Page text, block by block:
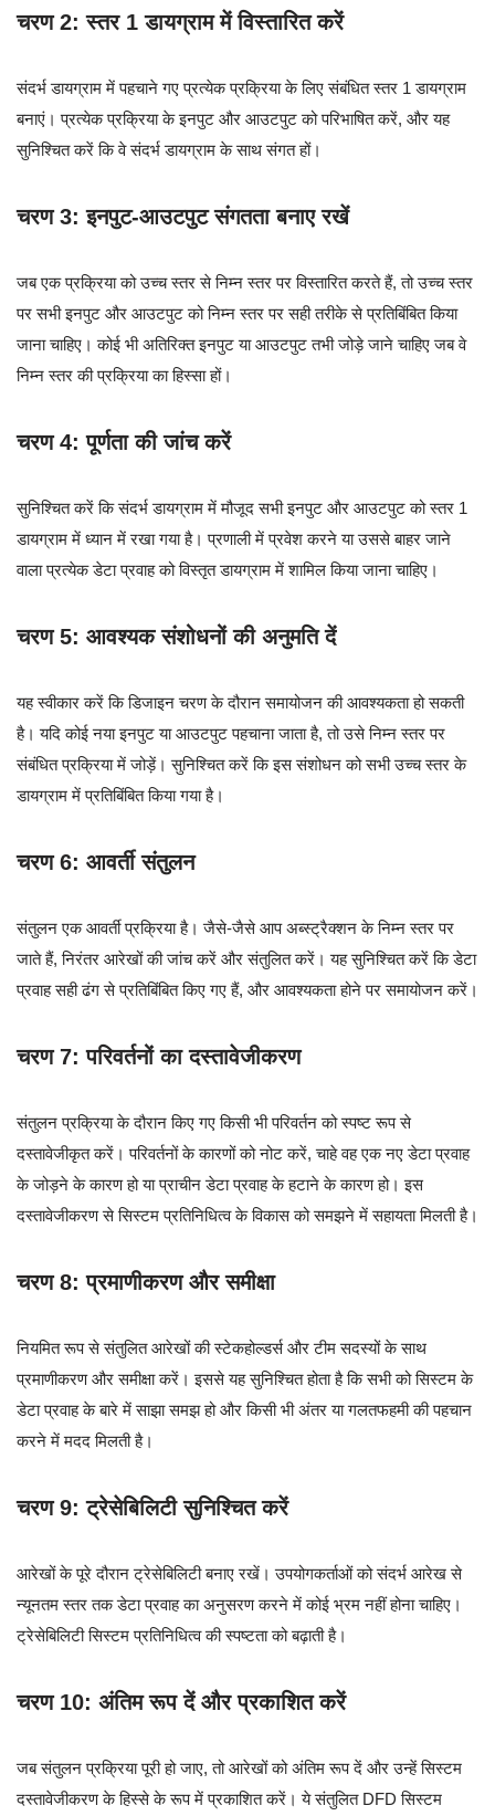
चरण 2: स्तर 1 डायग्राम में विस्तारित करें
संदर्भ डायग्राम में पहचाने गए प्रत्येक प्रक्रिया के लिए संबंधित स्तर 1 डायग्राम
बनाएं। प्रत्येक प्रक्रिया के इनपुट और आउटपुट को परिभाषित करें, और यह
सुनिश्चित करें कि वे संदर्भ डायग्राम के साथ संगत हों।
चरण 3: इनपुट-आउटपुट संगतता बनाए रखें
जब एक प्रक्रिया को उच्च स्तर से निम्न स्तर पर विस्तारित करते हैं, तो उच्च स्तर
पर सभी इनपुट और आउटपुट को निम्न स्तर पर सही तरीके से प्रतिबिंबित किया
जाना चाहिए। कोई भी अतिरिक्त इनपुट या आउटपुट तभी जोड़े जाने चाहिए जब वे
निम्न स्तर की प्रक्रिया का हिस्सा हों।
चरण 4: पूर्णता की जांच करें
सुनिश्चित करें कि संदर्भ डायग्राम में मौजूद सभी इनपुट और आउटपुट को स्तर 1
डायग्राम में ध्यान में रखा गया है। प्रणाली में प्रवेश करने या उससे बाहर जाने
वाला प्रत्येक डेटा प्रवाह को विस्तृत डायग्राम में शामिल किया जाना चाहिए।
चरण 5: आवश्यक संशोधनों की अनुमति दें
यह स्वीकार करें कि डिजाइन चरण के दौरान समायोजन की आवश्यकता हो सकती
है। यदि कोई नया इनपुट या आउटपुट पहचाना जाता है, तो उसे निम्न स्तर पर
संबंधित प्रक्रिया में जोड़ें। सुनिश्चित करें कि इस संशोधन को सभी उच्च स्तर के
डायग्राम में प्रतिबिंबित किया गया है।
चरण 6: आवर्ती संतुलन
संतुलन एक आवर्ती प्रक्रिया है। जैसे-जैसे आप अब्स्ट्रैक्शन के निम्न स्तर पर
जाते हैं, निरंतर आरेखों की जांच करें और संतुलित करें। यह सुनिश्चित करें कि डेटा
प्रवाह सही ढंग से प्रतिबिंबित किए गए हैं, और आवश्यकता होने पर समायोजन करें।
चरण 7: परिवर्तनों का दस्तावेजीकरण
संतुलन प्रक्रिया के दौरान किए गए किसी भी परिवर्तन को स्पष्ट रूप से
दस्तावेजीकृत करें। परिवर्तनों के कारणों को नोट करें, चाहे वह एक नए डेटा प्रवाह
के जोड़ने के कारण हो या प्राचीन डेटा प्रवाह के हटाने के कारण हो। इस
दस्तावेजीकरण से सिस्टम प्रतिनिधित्व के विकास को समझने में सहायता मिलती है।
चरण 8: प्रमाणीकरण और समीक्षा
नियमित रूप से संतुलित आरेखों की स्टेकहोल्डर्स और टीम सदस्यों के साथ
प्रमाणीकरण और समीक्षा करें। इससे यह सुनिश्चित होता है कि सभी को सिस्टम के
डेटा प्रवाह के बारे में साझा समझ हो और किसी भी अंतर या गलतफहमी की पहचान
करने में मदद मिलती है।
चरण 9: ट्रेसेबिलिटी सुनिश्चित करें
आरेखों के पूरे दौरान ट्रेसेबिलिटी बनाए रखें। उपयोगकर्ताओं को संदर्भ आरेख से
न्यूनतम स्तर तक डेटा प्रवाह का अनुसरण करने में कोई भ्रम नहीं होना चाहिए।
ट्रेसेबिलिटी सिस्टम प्रतिनिधित्व की स्पष्टता को बढ़ाती है।
चरण 10: अंतिम रूप दें और प्रकाशित करें
जब संतुलन प्रक्रिया पूरी हो जाए, तो आरेखों को अंतिम रूप दें और उन्हें सिस्टम
दस्तावेजीकरण के हिस्से के रूप में प्रकाशित करें। ये संतुलित DFD सिस्टम